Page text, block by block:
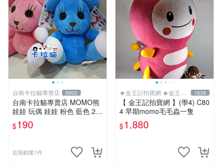
台南卡拉貓專賣店 5902
台南卡拉貓專賣店 MOMO熊
娃娃 玩偶 娃娃 粉色 藍色 2色
分售
$190
近期銷量1件
★金王記拍寶網 ★金王記
拍寶趣
1639
【 金王記拍寶網 】(學4) C80
4 早期momo毛毛蟲一隻
$1,880